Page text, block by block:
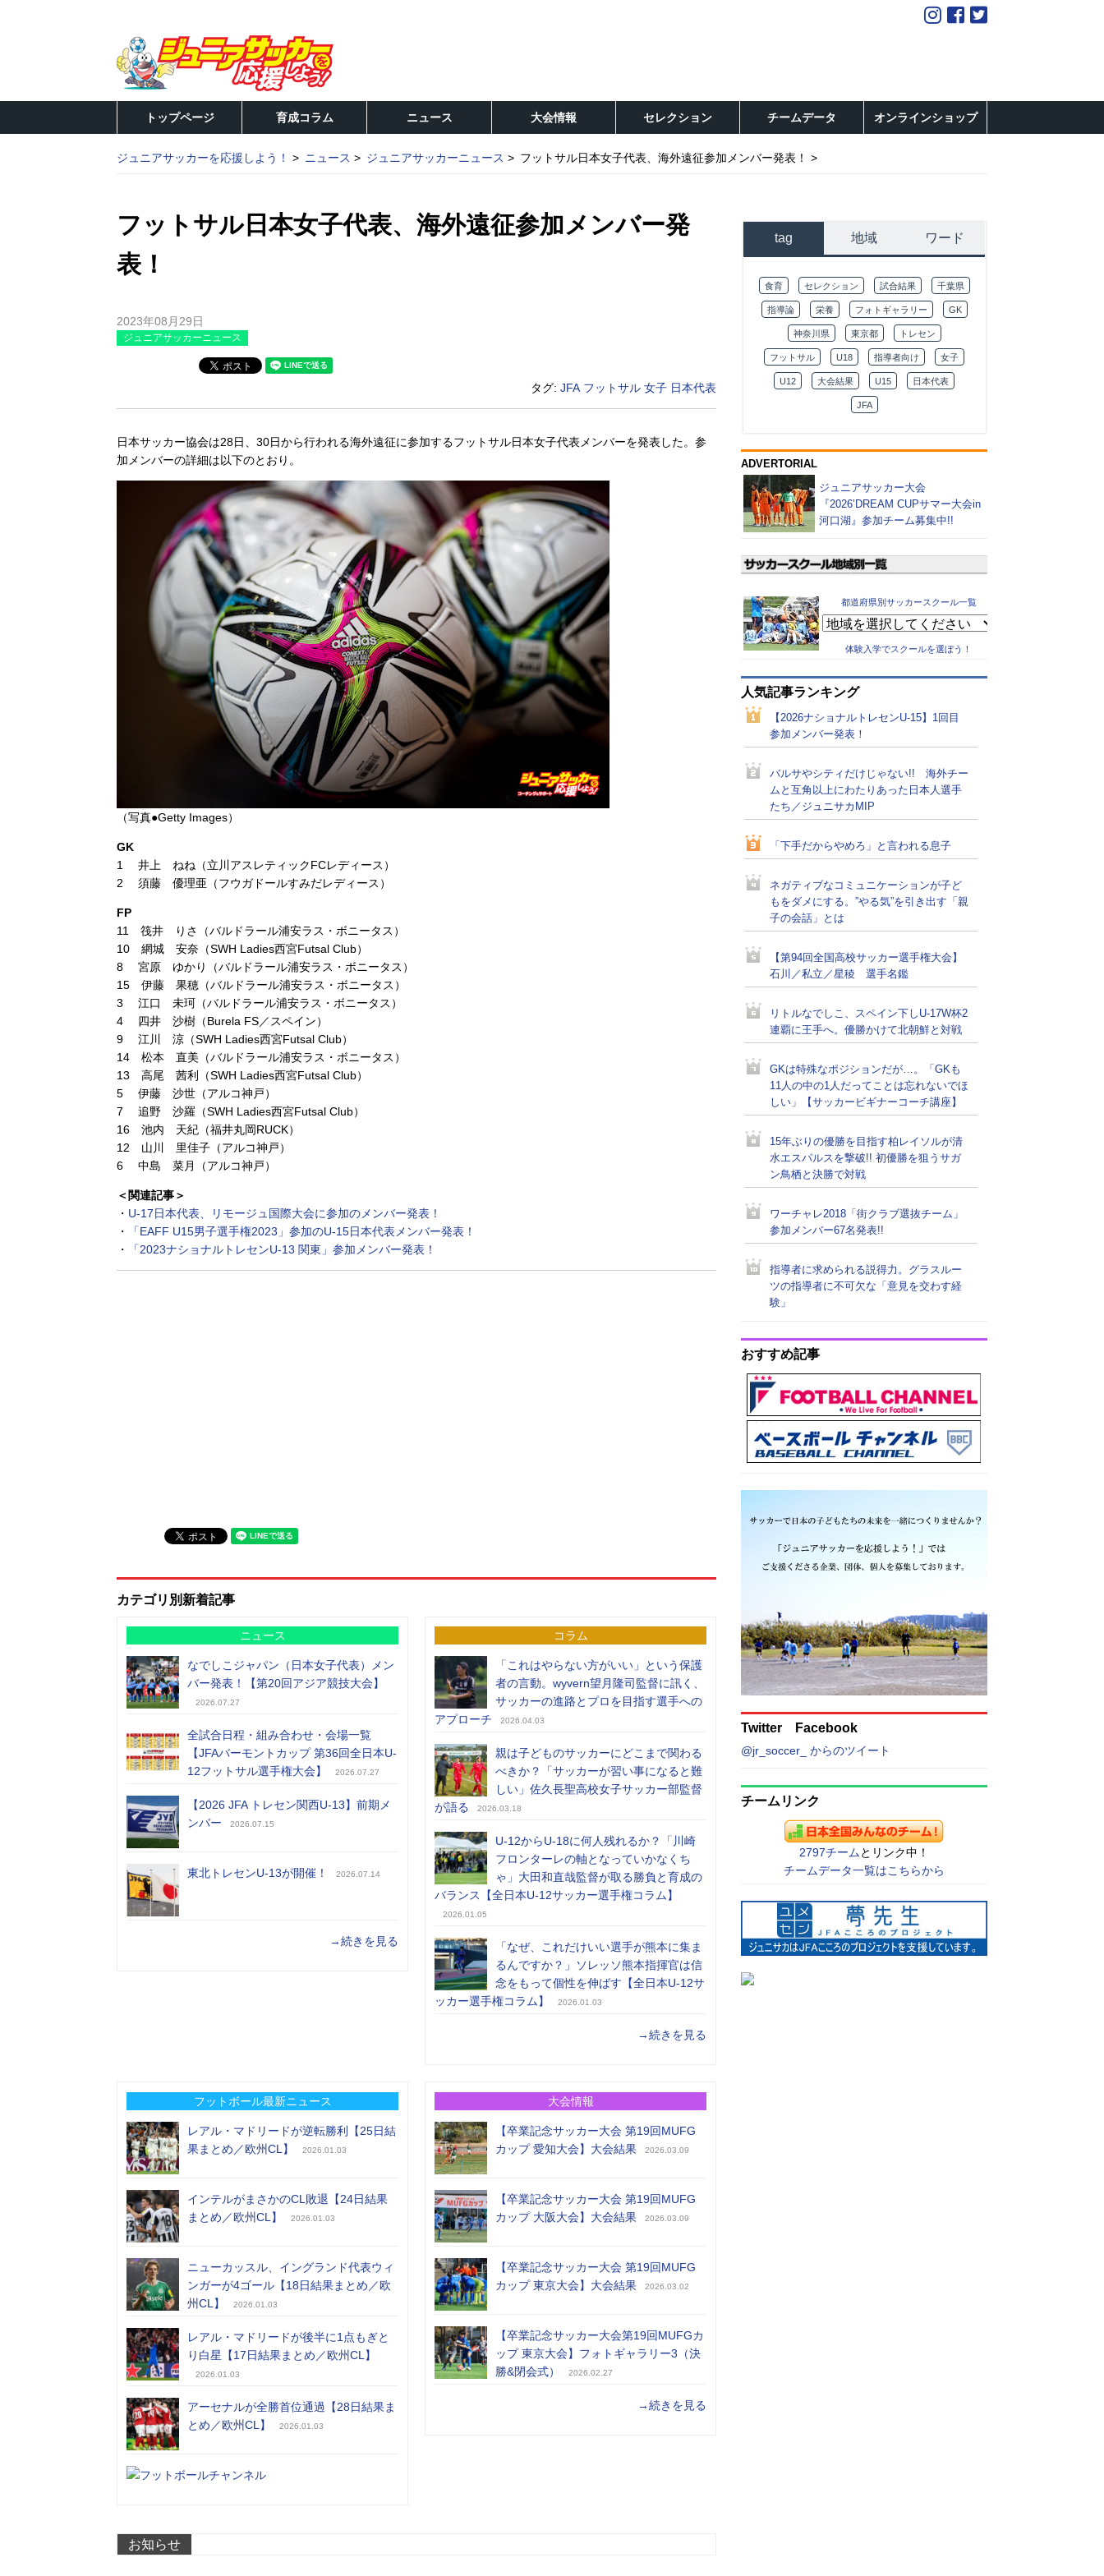
トップページ 育成コラム ニュース 大会情報 セレクション チームデータ オンラインショップ
ジュニアサッカーを応援しよう！ ニュース ジュニアサッカーニュース フットサル日本女子代表、海外遠征参加メンバー発表！
フットサル日本女子代表、海外遠征参加メンバー発
表！
2023年08月29日
ジュニアサッカーニュース
タグ: JFA フットサル 女子 日本代表
日本サッカー協会は28日、30日から行われる海外遠征に参加するフットサル日本女子代表メンバーを発表した。参
加メンバーの詳細は以下のとおり。
（写真●Getty Images）
GK
1 井上 ねね（立川アスレティックFCレディース）
2 須藤 優理亜（フウガドールすみだレディース）
FP
11 筏井 りさ（バルドラール浦安ラス・ボニータス）
10 網城 安奈（SWH Ladies西宮Futsal Club）
8 宮原 ゆかり（バルドラール浦安ラス・ボニータス）
15 伊藤 果穂（バルドラール浦安ラス・ボニータス）
3 江口 未珂（バルドラール浦安ラス・ボニータス）
4 四井 沙樹（Burela FS／スペイン）
9 江川 涼（SWH Ladies西宮Futsal Club）
14 松本 直美（バルドラール浦安ラス・ボニータス）
13 高尾 茜利（SWH Ladies西宮Futsal Club）
5 伊藤 沙世（アルコ神戸）
7 追野 沙羅（SWH Ladies西宮Futsal Club）
16 池内 天紀（福井丸岡RUCK）
12 山川 里佳子（アルコ神戸）
6 中島 菜月（アルコ神戸）
＜関連記事＞
・ U-17日本代表、リモージュ国際大会に参加のメンバー発表！
・
「EAFF U15男子選手権2023」参加のU-15日本代表メンバー発表！
・
「2023ナショナルトレセンU-13 関東」参加メンバー発表！
カテゴリ別新着記事
ニュース
なでしこジャパン（日本女子代表）メン
バー発表！【第20回アジア競技大会】
2026.07.27
全試合日程・組み合わせ・会場一覧
【JFAバーモントカップ 第36回全日本U-
12フットサル選手権大会】
2026.07.27
【2026 JFA トレセン関西U-13】前期メ
ンバー
2026.07.15
東北トレセンU-13が開催！ 2026.07.14
→続きを見る
コラム
「これはやらない方がいい」という保護
者の言動。wyvern望月隆司監督に訊く、
サッカーの進路とプロを目指す選手への
アプローチ
2026.04.03
親は子どものサッカーにどこまで関わる
べきか？「サッカーが習い事になると難
しい」佐久長聖高校女子サッカー部監督
が語る
2026.03.18
U-12からU-18に何人残れるか？「川崎
フロンターレの軸となっていかなくち
ゃ」大田和直哉監督が取る勝負と育成の
バランス【全日本U-12サッカー選手権コラム】
2026.01.05
「なぜ、これだけいい選手が熊本に集ま
るんですか？」ソレッソ熊本指揮官は信
念をもって個性を伸ばす【全日本U-12サ
ッカー選手権コラム】
2026.01.03
→続きを見る
フットボール最新ニュース
レアル・マドリードが逆転勝利【25日結
果まとめ／欧州CL】
2026.01.03
インテルがまさかのCL敗退【24日結果
まとめ／欧州CL】
2026.01.03
ニューカッスル、イングランド代表ウィ
ンガーが4ゴール【18日結果まとめ／欧
州CL】
2026.01.03
レアル・マドリードが後半に1点もぎと
り白星【17日結果まとめ／欧州CL】
2026.01.03
アーセナルが全勝首位通過【28日結果ま
とめ／欧州CL】
2026.01.03
大会情報
【卒業記念サッカー大会 第19回MUFG
カップ 愛知大会】大会結果
2026.03.09
【卒業記念サッカー大会 第19回MUFG
カップ 大阪大会】大会結果
2026.03.09
【卒業記念サッカー大会 第19回MUFG
カップ 東京大会】大会結果
2026.03.02
【卒業記念サッカー大会第19回MUFGカ
ップ 東京大会】フォトギャラリー3（決
勝&閉会式）
2026.02.27
→続きを見る
お知らせ
tag 地域 ワード
食育 セレクション 試合結果 千葉県
指導論 栄養 フォトギャラリー GK
神奈川県 東京都 トレセン
フットサル U18 指導者向け 女子
U12 大会結果 U15 日本代表
JFA
ADVERTORIAL
ジュニアサッカー大会
『2026’DREAM CUPサマー大会in
河口湖』参加チーム募集中!!
都道府県別サッカースクール一覧
体験入学でスクールを選ぼう！
人気記事ランキング
【2026ナショナルトレセンU-15】1回目
参加メンバー発表！
バルサやシティだけじゃない!! 海外チー
ムと互角以上にわたりあった日本人選手
たち／ジュニサカMIP
「下手だからやめろ」と言われる息子
ネガティブなコミュニケーションが子ど
もをダメにする。”やる気”を引き出す「親
子の会話」とは
【第94回全国高校サッカー選手権大会】
石川／私立／星稜 選手名鑑
リトルなでしこ、スペイン下しU-17W杯2
連覇に王手へ。優勝かけて北朝鮮と対戦
GKは特殊なポジションだが…。「GKも
11人の中の1人だってことは忘れないでほ
しい」【サッカービギナーコーチ講座】
15年ぶりの優勝を目指す柏レイソルが清
水エスパルスを撃破!! 初優勝を狙うサガ
ン鳥栖と決勝で対戦
ワーチャレ2018「街クラブ選抜チーム」
参加メンバー67名発表!!
指導者に求められる説得力。グラスルー
ツの指導者に不可欠な「意見を交わす経
験」
おすすめ記事
Twitter Facebook
@jr_soccer_ からのツイート
チームリンク
2797チーム とリンク中！
チームデータ一覧はこちらから